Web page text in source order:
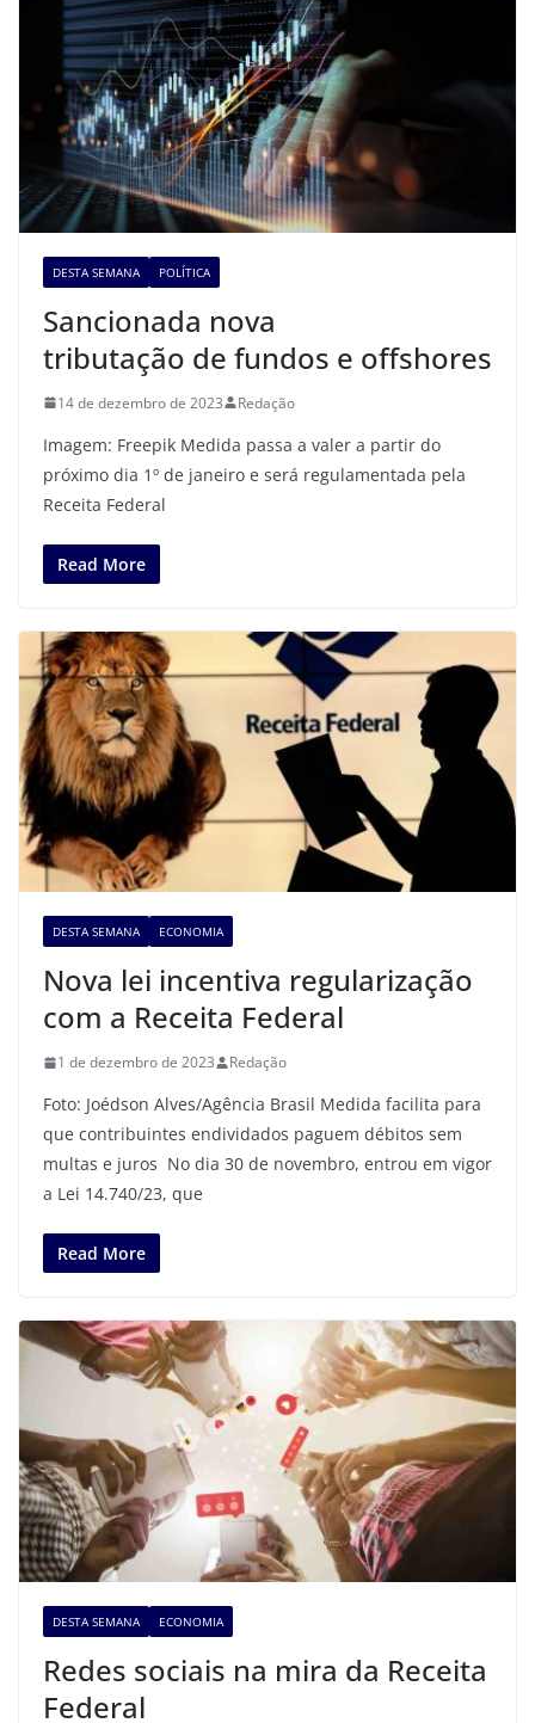
DESTA SEMANA POLÍTICA
Sancionada nova
tributação de fundos e offshores
14 de dezembro de 2023 Redação
Imagem: Freepik Medida passa a valer a partir do
próximo dia 1º de janeiro e será regulamentada pela
Receita Federal
Read More
DESTA SEMANA ECONOMIA
Nova lei incentiva regularização
com a Receita Federal
1 de dezembro de 2023 Redação
Foto: Joédson Alves/Agência Brasil Medida facilita para
que contribuintes endividados paguem débitos sem
multas e juros No dia 30 de novembro, entrou em vigor
a Lei 14.740/23, que
Read More
DESTA SEMANA ECONOMIA
Redes sociais na mira da Receita
Federal